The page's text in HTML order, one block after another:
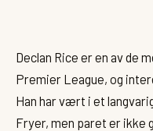
Declan Rice er en av de
Premier League, og
Han har vært i et
Fryer, men paret er